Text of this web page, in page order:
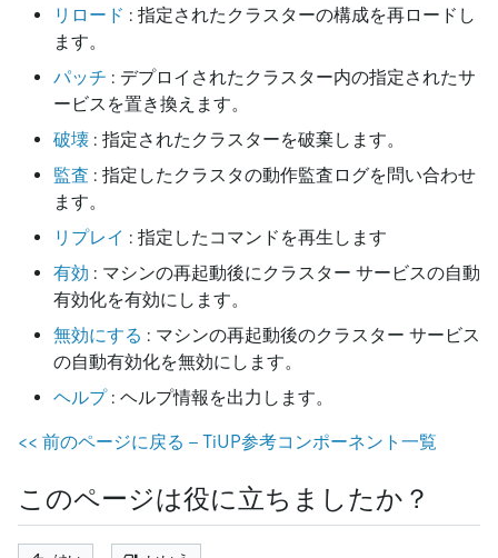
リロード : 指定されたクラスターの構成を再ロードし
ます。
パッチ : デプロイされたクラスター内の指定されたサ
ービスを置き換えます。
破壊 : 指定されたクラスターを破棄します。
監査 : 指定したクラスタの動作監査ログを問い合わせ
ます。
リプレイ : 指定したコマンドを再生します
有効 : マシンの再起動後にクラスター サービスの自動
有効化を有効にします。
無効にする : マシンの再起動後のクラスター サービス
の自動有効化を無効にします。
ヘルプ: ヘルプ情報を出力します。
<< 前のページに戻る - TiUP参考コンポーネント一覧
このページは役に立ちましたか？